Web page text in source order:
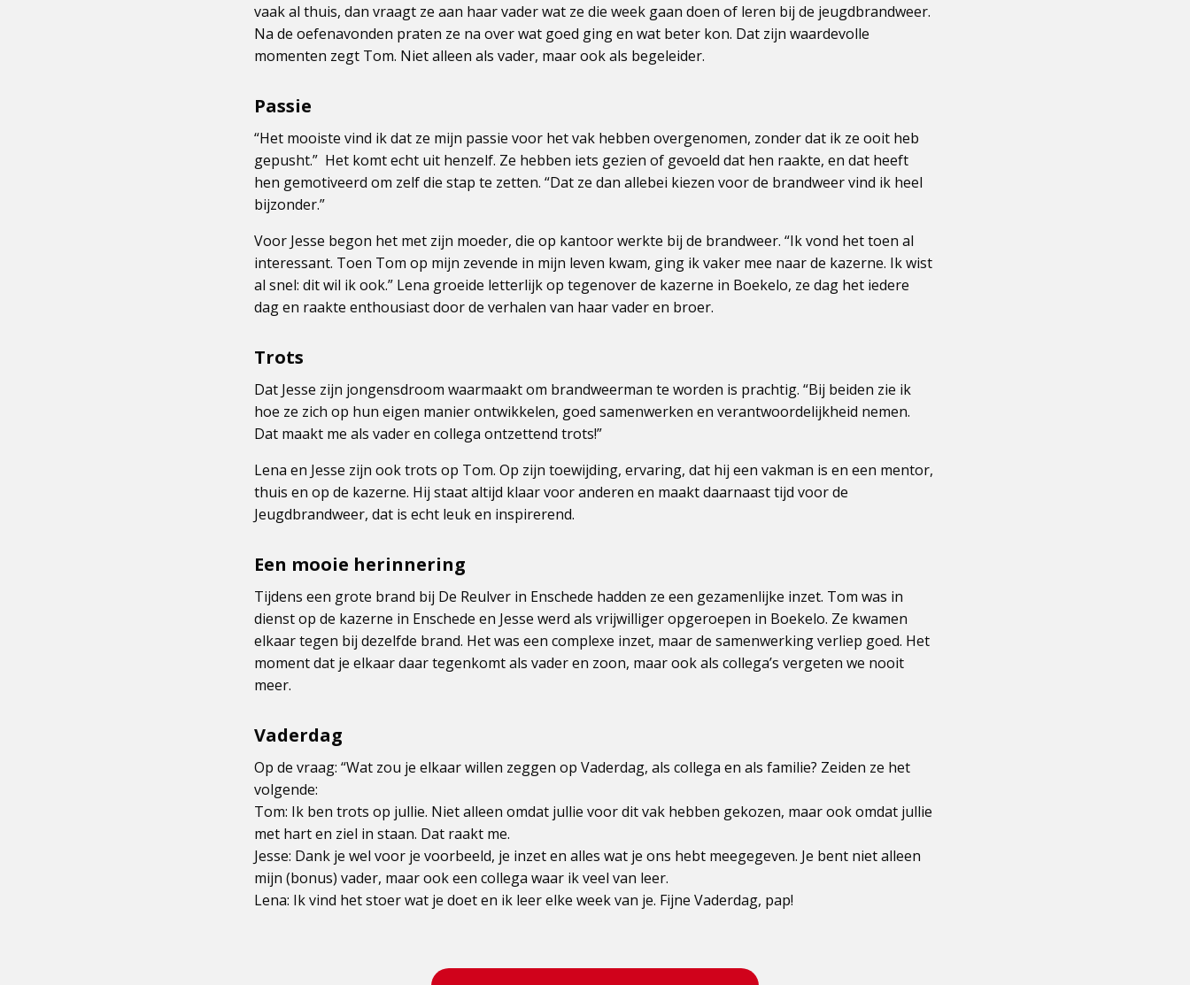
vaak al thuis, dan vraagt ze aan haar vader wat ze die week gaan doen of leren bij de jeugdbrandweer.
Na de oefenavonden praten ze na over wat goed ging en wat beter kon. Dat zijn waardevolle
momenten zegt Tom. Niet alleen als vader, maar ook als begeleider.
Passie
“Het mooiste vind ik dat ze mijn passie voor het vak hebben overgenomen, zonder dat ik ze ooit heb
gepusht.” Het komt echt uit henzelf. Ze hebben iets gezien of gevoeld dat hen raakte, en dat heeft
hen gemotiveerd om zelf die stap te zetten. “Dat ze dan allebei kiezen voor de brandweer vind ik heel
bijzonder.”
Voor Jesse begon het met zijn moeder, die op kantoor werkte bij de brandweer. “Ik vond het toen al
interessant. Toen Tom op mijn zevende in mijn leven kwam, ging ik vaker mee naar de kazerne. Ik wist
al snel: dit wil ik ook.” Lena groeide letterlijk op tegenover de kazerne in Boekelo, ze dag het iedere
dag en raakte enthousiast door de verhalen van haar vader en broer.
Trots
Dat Jesse zijn jongensdroom waarmaakt om brandweerman te worden is prachtig. “Bij beiden zie ik
hoe ze zich op hun eigen manier ontwikkelen, goed samenwerken en verantwoordelijkheid nemen.
Dat maakt me als vader en collega ontzettend trots!”
Lena en Jesse zijn ook trots op Tom. Op zijn toewijding, ervaring, dat hij een vakman is en een mentor,
thuis en op de kazerne. Hij staat altijd klaar voor anderen en maakt daarnaast tijd voor de
Jeugdbrandweer, dat is echt leuk en inspirerend.
Een mooie herinnering
Tijdens een grote brand bij De Reulver in Enschede hadden ze een gezamenlijke inzet. Tom was in
dienst op de kazerne in Enschede en Jesse werd als vrijwilliger opgeroepen in Boekelo. Ze kwamen
elkaar tegen bij dezelfde brand. Het was een complexe inzet, maar de samenwerking verliep goed. Het
moment dat je elkaar daar tegenkomt als vader en zoon, maar ook als collega’s vergeten we nooit
meer.
Vaderdag
Op de vraag: “Wat zou je elkaar willen zeggen op Vaderdag, als collega en als familie? Zeiden ze het
volgende:
Tom: Ik ben trots op jullie. Niet alleen omdat jullie voor dit vak hebben gekozen, maar ook omdat jullie
met hart en ziel in staan. Dat raakt me.
Jesse: Dank je wel voor je voorbeeld, je inzet en alles wat je ons hebt meegegeven. Je bent niet alleen
mijn (bonus) vader, maar ook een collega waar ik veel van leer.
Lena: Ik vind het stoer wat je doet en ik leer elke week van je. Fijne Vaderdag, pap!